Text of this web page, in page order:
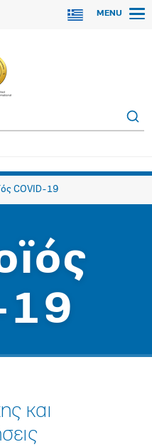
MENU
COVID-19
19
και